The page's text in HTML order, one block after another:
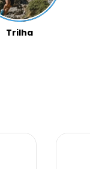
Trilha